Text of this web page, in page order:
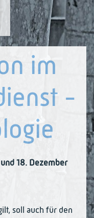
im
-
18. Dezember
soll auch für den